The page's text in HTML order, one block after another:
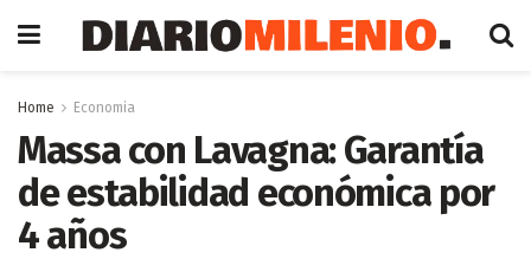
Home Economia
Massa con Lavagna: Garantía
de estabilidad económica por
4 años